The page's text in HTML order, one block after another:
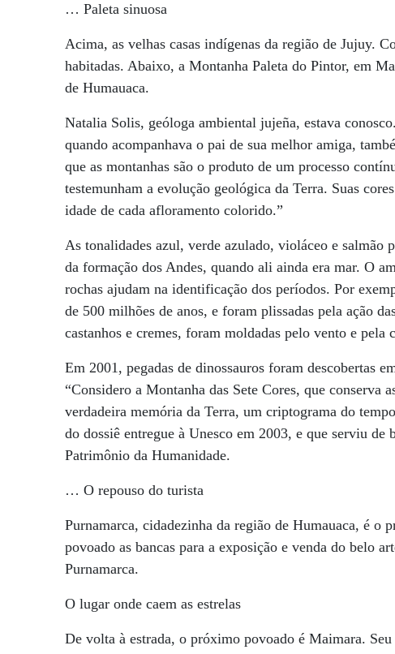
… Paleta sinuosa
Acima, as velhas casas indígenas da região de Jujuy.
habitadas. Abaixo, a Montanha Paleta do Pintor, em
de Humauaca.
Natalia Solis, geóloga ambiental jujeña, estava
quando acompanhava o pai de sua melhor amiga,
que as montanhas são o produto de um processo
testemunham a evolução geológica da Terra. Suas
idade de cada afloramento colorido.”
As tonalidades azul, verde azulado, violáceo e salmão
da formação dos Andes, quando ali ainda era mar. O
rochas ajudam na identificação dos períodos. Por
de 500 milhões de anos, e foram plissadas pela ação
castanhos e cremes, foram moldadas pelo vento e pela
Em 2001, pegadas de dinossauros foram descobertas
“Considero a Montanha das Sete Cores, que conserva
verdadeira memória da Terra, um criptograma do
do dossiê entregue à Unesco em 2003, e que serviu de
Patrimônio da Humanidade.
… O repouso do turista
Purnamarca, cidadezinha da região de Humauaca, é o
povoado as bancas para a exposição e venda do belo
Purnamarca.
O lugar onde caem as estrelas
De volta à estrada, o próximo povoado é Maimara.